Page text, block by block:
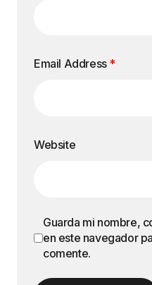
Email Address *
Website
Guarda mi nombre,
en este navegador
comente.